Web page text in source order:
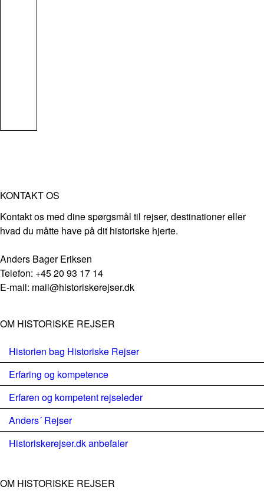
KONTAKT OS
Kontakt os med dine spørgsmål til rejser, destinationer eller
hvad du måtte have på dit historiske hjerte.
Anders Bager Eriksen
Telefon: +45 20 93 17 14
E-mail: mail@historiskerejser.dk
OM HISTORISKE REJSER
Historien bag Historiske Rejser
Erfaring og kompetence
Erfaren og kompetent rejseleder
Anders´ Rejser
Historiskerejser.dk anbefaler
OM HISTORISKE REJSER